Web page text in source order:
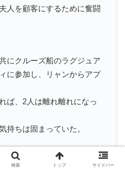
人を顧客にするために奮闘
にクルーズ船のラグジュア
に参加し、リャンからアプ
ば、2人は離れ離れになっ
持ちは固まっていた。
」
り、ユー夫人は悩みの種が
検索 トップ サイドバー